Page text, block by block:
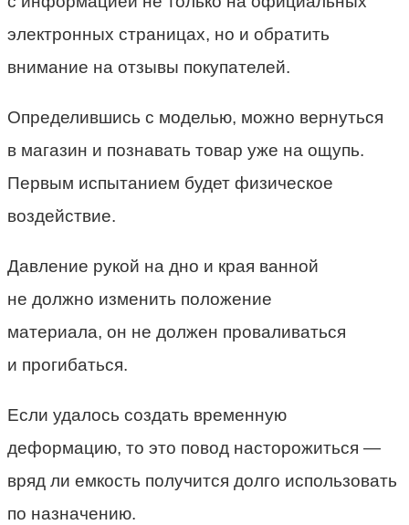
электронных страницах, но и обратить
внимание на отзывы покупателей.
Определившись с моделью, можно вернуться
в магазин и познавать товар уже на ощупь.
Первым испытанием будет физическое
воздействие.
Давление рукой на дно и края ванной
не должно изменить положение
материала, он не должен проваливаться
и прогибаться.
Если удалось создать временную
деформацию, то это повод насторожиться —
вряд ли емкость получится долго использовать
по назначению.